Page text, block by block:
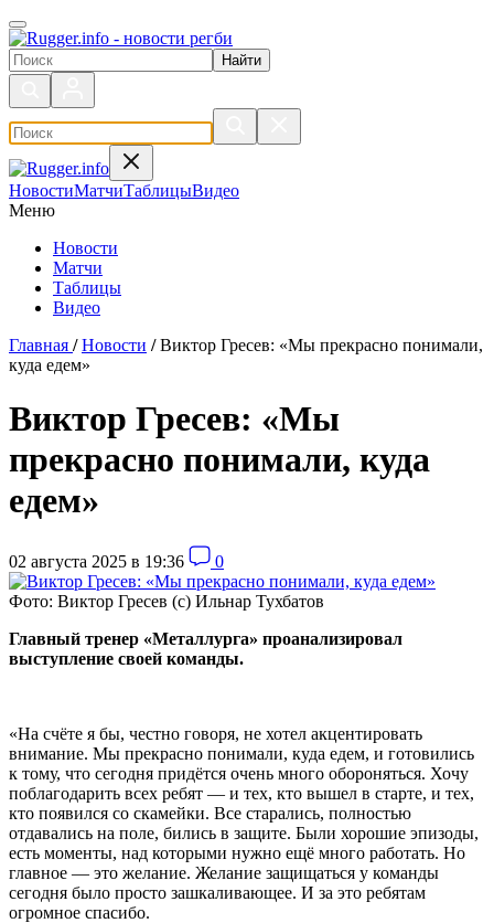
Поиск по сайту
НовостиМатчиТаблицыВидео
Меню
Новости
Матчи
Таблицы
Видео
Главная / Новости / Виктор Гресев: «Мы прекрасно понимали,
куда едем»
Виктор Гресев: «Мы
прекрасно понимали, куда
едем»
02 августа 2025 в 19:36 0
Фото: Виктор Гресев (с) Ильнар Тухбатов
Главный тренер «Металлурга» проанализировал
выступление своей команды.
«На счёте я бы, честно говоря, не хотел акцентировать
внимание. Мы прекрасно понимали, куда едем, и готовились
к тому, что сегодня придётся очень много обороняться. Хочу
поблагодарить всех ребят — и тех, кто вышел в старте, и тех,
кто появился со скамейки. Все старались, полностью
отдавались на поле, бились в защите. Были хорошие эпизоды,
есть моменты, над которыми нужно ещё много работать. Но
главное — это желание. Желание защищаться у команды
сегодня было просто зашкаливающее. И за это ребятам
огромное спасибо.